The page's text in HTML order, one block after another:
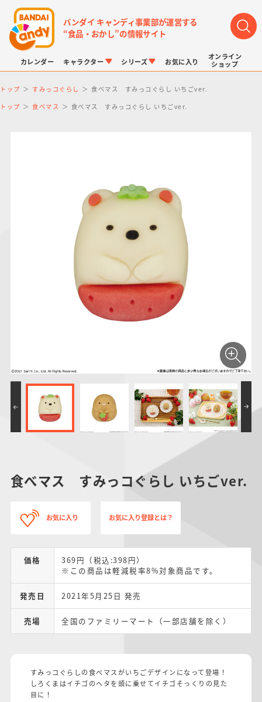
バンダイ キャンディ事業部が運営する
“食品・おかし”の情報サイト
カレンダー キャラクター
仮面ライダーシリー
PROJECT R.E.D.・
スーパー戦隊シリー
ズ
ガンダムシリーズ アンパンマン
ーズ
シリーズ
キャラパキ
つりグミ
にふぉるめーしょん
＆スクエアシール
ポケモンスケールワ
お気に入り
オンライン
ショップ
トップ すみっコぐらし 食べマス すみっコぐらし いちごver.
トップ 食べマス 食べマス すみっコぐらし いちごver.
食べマス すみっコぐらし いちごver.
お気に入り お気に入り登録とは？
価格
369円（税込:398円）
※この商品は軽減税率8%対象商品です。
発売日 2021年5月25日 発売
売場 全国のファミリーマート（一部店舗を除く）
すみっコぐらしの食べマスがいちごデザインになって登場！
しろくまはイチゴのヘタを頭に乗せてイチゴそっくりの見た
目に！